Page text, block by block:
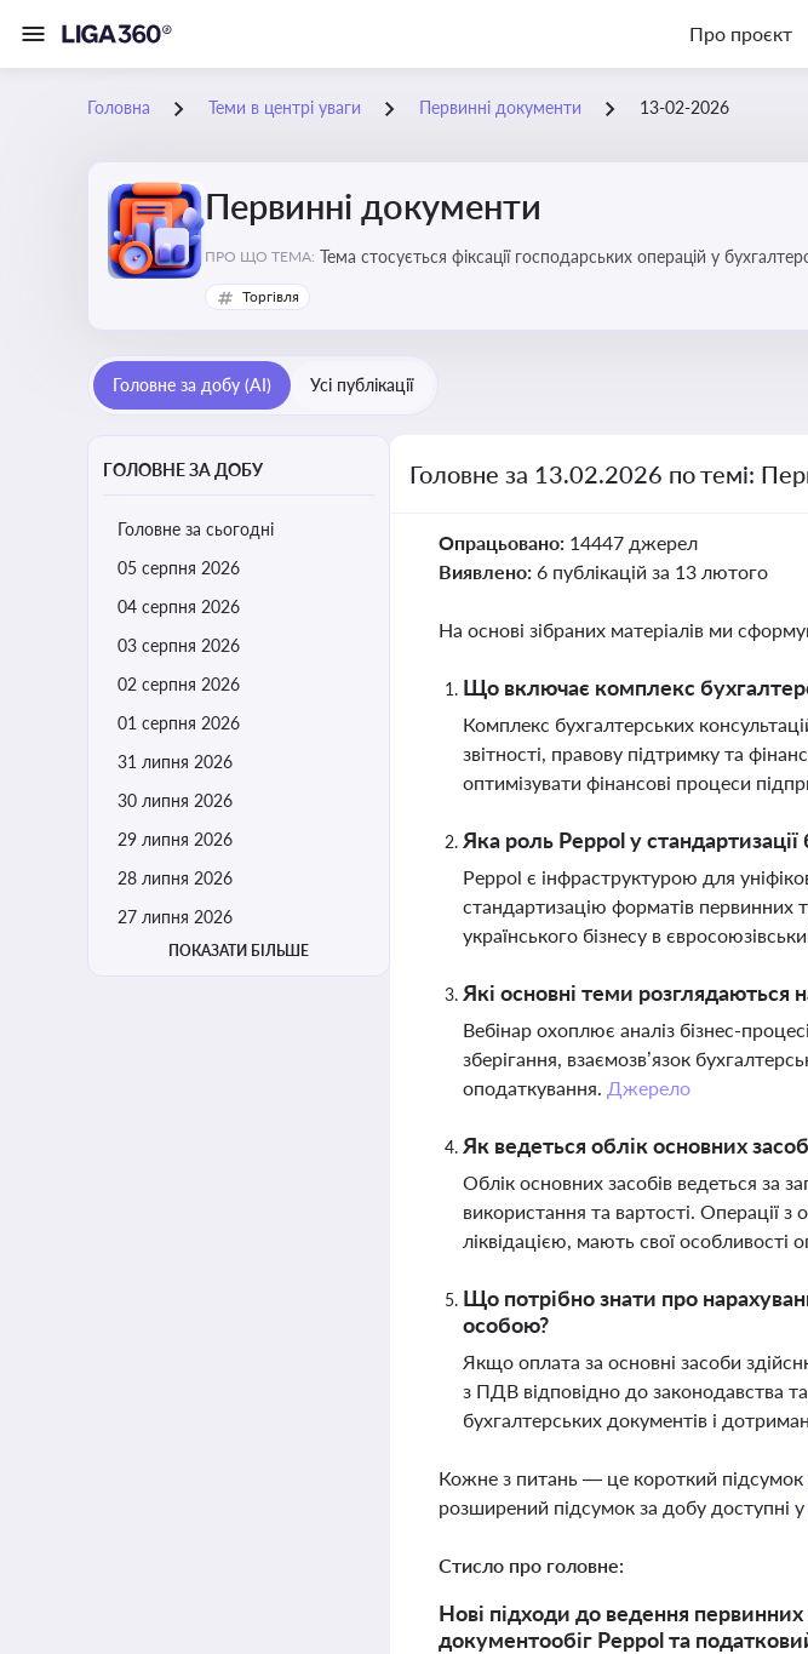
Про проєкт
Головна Теми в центрі уваги Первинні документи 13-02-2026
Первинні документи
ПРО ЩО ТЕМА: Тема стосується фіксації господарських операцій у
Торгівля
Головне за добу (AI) Усі публікації
ГОЛОВНЕ ЗА ДОБУ
Головне за сьогодні
05 серпня 2026
04 серпня 2026
03 серпня 2026
02 серпня 2026
01 серпня 2026
31 липня 2026
30 липня 2026
29 липня 2026
28 липня 2026
27 липня 2026
ПОКАЗАТИ БІЛЬШЕ
Головне за 13.02.2026 по темі:
Опрацьовано: 14447 джерел
Виявлено: 6 публікацій за 13 лютого
На основі зібраних матеріалів ми
Що включає комплекс
Комплекс бухгалтерських
звітності, правову підтримку та
оптимізувати фінансові процеси
Яка роль Peppol у
Peppol є інфраструктурою для
стандартизацію форматів первинних
українського бізнесу в
Які основні теми розглядаються
Вебінар охоплює аналіз бізнес-
зберігання, взаємозв’язок
оподаткування. Джерело
Як ведеться облік основних
Облік основних засобів ведеться за
використання та вартості. Операції
ліквідацією, мають свої особливості
Що потрібно знати про
особою?
Якщо оплата за основні засоби
з ПДВ відповідно до законодавства
бухгалтерських документів і
Кожне з питань — це короткий підсумок
розширений підсумок за добу доступні у
Стисло про головне:
Нові підходи до ведення
документообіг Peppol та